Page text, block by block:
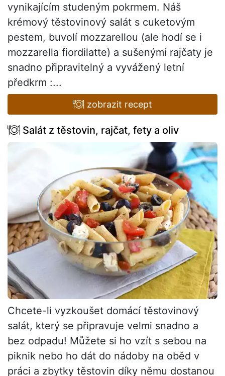
vynikajícím studeným pokrmem. Náš
krémový těstovinový salát s cuketovým
pestem, buvolí mozzarellou (ale hodí se i
mozzarella fiordilatte) a sušenými rajčaty je
snadno připravitelný a vyvážený letní
předkrm :...
zobrazit recept
Salát z těstovin, rajčat, fety a oliv
Chcete-li vyzkoušet domácí těstovinový
salát, který se připravuje velmi snadno a
bez odpadu! Můžete si ho vzít s sebou na
piknik nebo ho dát do nádoby na oběd v
práci a zbytky těstovin díky němu dostanou